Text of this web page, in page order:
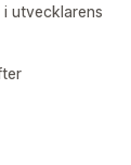
utvecklarens